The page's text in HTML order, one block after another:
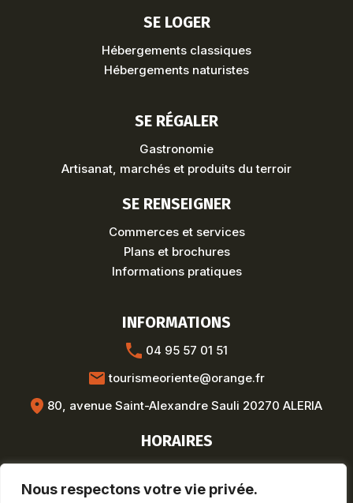
Nous respectons votre vie privée.
SE LOGER
Hébergements classiques
Hébergements naturistes
SE RÉGALER
Gastronomie
Artisanat, marchés et produits du terroir
SE RENSEIGNER
Commerces et services
Plans et brochures
Informations pratiques
INFORMATIONS
04 95 57 01 51
tourismeoriente@orange.fr
80, avenue Saint-Alexandre Sauli 20270 ALERIA
HORAIRES
Lun-Ven : 8h30-12h / 13h30-17h